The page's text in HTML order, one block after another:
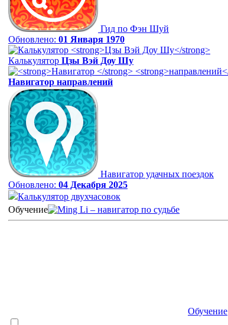
Гид по Фэн Шуй
Обновлено: 01 Января 1970
Калькулятор Цзы Вэй Доу Шу
Навигатор направлений
Навигатор удачных поездок
Обновлено: 04 Декабря 2025
Калькулятор двухчасовок
Обучение
Обучение